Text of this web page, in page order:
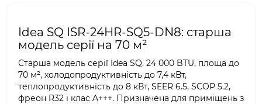
Idea SQ ISR-24HR-SQ5-DN8: старша
модель серії на 70 м²
Старша модель серії Idea SQ. 24 000 BTU, площа до
70 м², холодопродуктивність до 7,4 кВт,
теплопродуктивність до 8 кВт, SEER 6.5, SCOP 5.2,
фреон R32 і клас A+++. Призначена для приміщень з